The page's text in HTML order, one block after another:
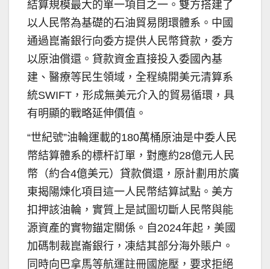
結算規模最大的單一項目之一。雙方搭建了
以人民幣為基礎的石油貿易閉環體系。中國
通過崑崙銀行向委方提供人民幣貸款，委方
以原油償還。貸款資金直接投入委國內基
建、醫療等民生領域，全程繞開美元清算系
統SWIFT，形成無美元介入的貿易循環，具
有明顯的戰略延伸價值。
“世紀號”油輪運載的180萬桶原油是中委人民
幣結算體系的標杆訂單，對應約28億元人民
幣（約合4億美元）貸款償還，原計劃用於廣
東揭陽煉化項目這一人民幣結算試點。美方
扣押該油輪，實質上是試圖切斷人民幣與能
源資產的實物錨定關係。自2024年起，美國
加碼制裁崑崙銀行，凍結其部分海外賬户。
同時向巴拿馬等航運註冊國施壓，要求拒絕